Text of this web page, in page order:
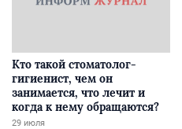
Кто такой стоматолог-
гигиенист, чем он
занимается, что лечит и
когда к нему обращаются?
29 июля